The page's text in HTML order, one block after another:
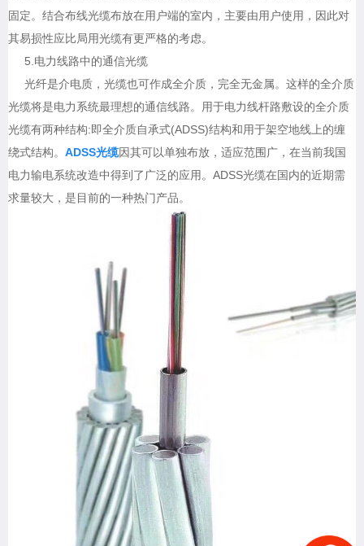
固定。结合布线光缆布放在用户端的室内，主要由用户使用，因此对
其易损性应比局用光缆有更严格的考虑。
5.电力线路中的通信光缆
光纤是介电质，光缆也可作成全介质，完全无金属。这样的全介质
光缆将是电力系统最理想的通信线路。用于电力线杆路敷设的全介质
光缆有两种结构:即全介质自承式(ADSS)结构和用于架空地线上的缠
绕式结构。 ADSS光缆因其可以单独布放，适应范围广，在当前我国
电力输电系统改造中得到了广泛的应用。ADSS光缆在国内的近期需
求量较大，是目前的一种热门产品。